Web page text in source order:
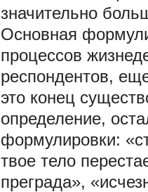
значительно
Основная
процессов
респондентов,
это конец
определение,
формулировки:
твое тело
преграда»,